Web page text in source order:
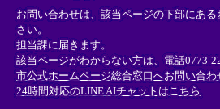
お問い合わせは、該当ページの下部にあ
さい。
担当課に届きます。
該当ページがわからない方は、電話0773-
市公式ホームページ総合窓口へお問い合わ
24時間対応のLINE AIチャットはこちら